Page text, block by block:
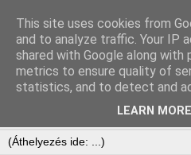
This site uses cookies from
and to analyze traffic. Your IP
shared with Google along with
metrics to ensure quality of
statistics, and to detect and
LEARN MORE